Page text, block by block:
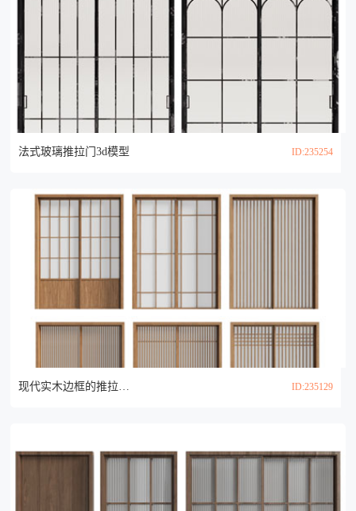
法式玻璃推拉门3d模型 ID:235254
现代实木边框的推拉门3d模型 ID:235129